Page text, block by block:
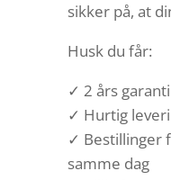
sikker på, at
Husk du får:
✓ 2 års
✓ Hurtig
✓ Bestillinger
samme dag